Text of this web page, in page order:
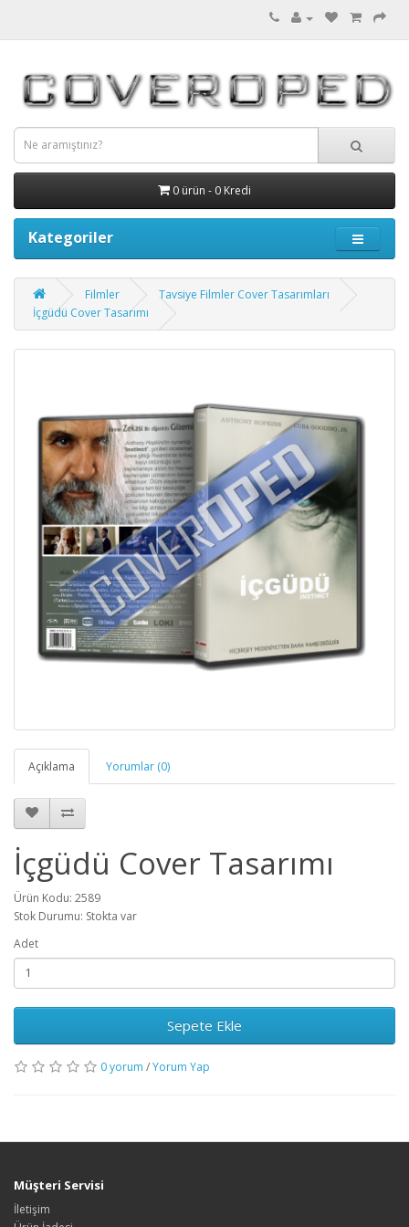
0 ürün - 0 Kredi
Kategoriler
Filmler
Tavsiye Filmler Cover Tasarımları
İçgüdü Cover Tasarımı
Açıklama Yorumlar (0)
İçgüdü Cover Tasarımı
Ürün Kodu: 2589
Stok Durumu: Stokta var
Adet
Sepete Ekle
0 yorum /Yorum Yap
Müşteri Servisi
İletişim